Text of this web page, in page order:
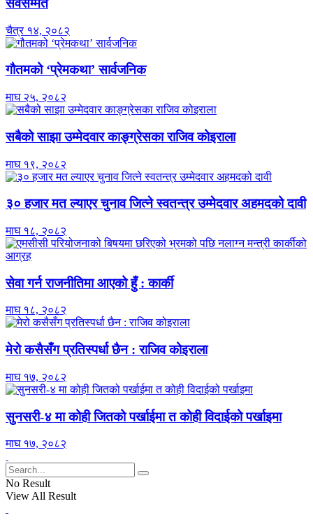
सर्वसम्मत
चैत्र १४, २०८२
गौतमको ‘प्रेमकथा’ सार्वजनिक
माघ २५, २०८२
सबैको साझा उम्मेदवार काङ्ग्रेसका राजिव कोइराला
माघ १९, २०८२
३० हजार मत ल्याएर चुनाव जित्ने स्वतन्त्र उम्मेदवार अहमदको दावी
माघ १८, २०८२
सेवा गर्न राजनीतिमा आएको हुँ : कार्की
माघ १८, २०८२
मेरो कसैसँग प्रतिस्पर्धा छैन : राजिव कोइराला
माघ १७, २०८२
सुनसरी-४ मा कोही जितको पर्खाईमा त कोही विदाईको पर्खाइमा
माघ १७, २०८२
No Result
View All Result